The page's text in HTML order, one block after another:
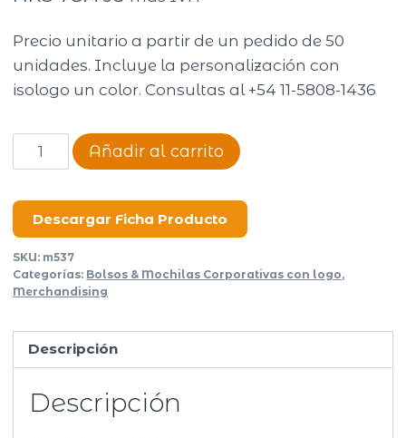
Precio unitario a partir de un pedido de 50
unidades. Incluye la personalización con
isologo un color. Consultas al +54 11-5808-1436
Mochila
Roomy
Añadir al carrito
Descargar Ficha Producto
SKU: m537
Categorías: Bolsos & Mochilas Corporativas con logo,
Merchandising
Descripción
Descripción